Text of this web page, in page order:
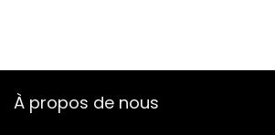
À propos de nous